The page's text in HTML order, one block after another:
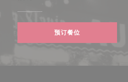
预订餐位